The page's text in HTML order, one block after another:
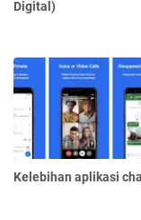
Digital)
Kelebihan aplikasi